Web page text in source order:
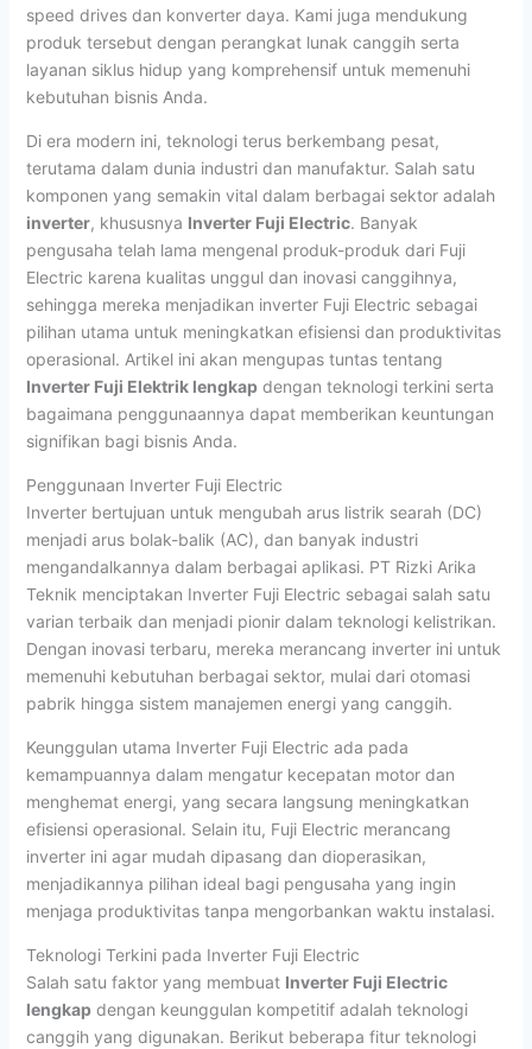
speed drives dan konverter daya. Kami juga mendukung
produk tersebut dengan perangkat lunak canggih serta
layanan siklus hidup yang komprehensif untuk memenuhi
kebutuhan bisnis Anda.
Di era modern ini, teknologi terus berkembang pesat,
terutama dalam dunia industri dan manufaktur. Salah satu
komponen yang semakin vital dalam berbagai sektor adalah
inverter, khususnya Inverter Fuji Electric. Banyak
pengusaha telah lama mengenal produk-produk dari Fuji
Electric karena kualitas unggul dan inovasi canggihnya,
sehingga mereka menjadikan inverter Fuji Electric sebagai
pilihan utama untuk meningkatkan efisiensi dan produktivitas
operasional. Artikel ini akan mengupas tuntas tentang
Inverter Fuji Elektrik lengkapdengan teknologi terkini serta
bagaimana penggunaannya dapat memberikan keuntungan
signifikan bagi bisnis Anda.
Penggunaan Inverter Fuji Electric
Inverter bertujuan untuk mengubah arus listrik searah (DC)
menjadi arus bolak-balik (AC), dan banyak industri
mengandalkannya dalam berbagai aplikasi. PT Rizki Arika
Teknik menciptakan Inverter Fuji Electric sebagai salah satu
varian terbaik dan menjadi pionir dalam teknologi kelistrikan.
Dengan inovasi terbaru, mereka merancang inverter ini untuk
memenuhi kebutuhan berbagai sektor, mulai dari otomasi
pabrik hingga sistem manajemen energi yang canggih.
Keunggulan utama Inverter Fuji Electric ada pada
kemampuannya dalam mengatur kecepatan motor dan
menghemat energi, yang secara langsung meningkatkan
efisiensi operasional. Selain itu, Fuji Electric merancang
inverter ini agar mudah dipasang dan dioperasikan,
menjadikannya pilihan ideal bagi pengusaha yang ingin
menjaga produktivitas tanpa mengorbankan waktu instalasi.
Teknologi Terkini pada Inverter Fuji Electric
Salah satu faktor yang membuat Inverter Fuji Electric
lengkapdengan keunggulan kompetitif adalah teknologi
canggih yang digunakan. Berikut beberapa fitur teknologi